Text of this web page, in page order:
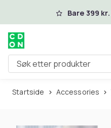
Hopp til hovedinnhold
Bare 399
Søk etter produkter
Startside Accessories